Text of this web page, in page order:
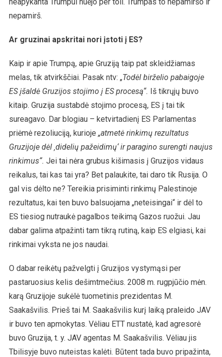
nepamirš.
Ar gruzinai apskritai nori įstoti į ES?
Kaip ir apie Trumpą, apie Gruziją taip pat skleidžiamas
melas, tik atvirkščiai. Pasak ntv: „Todėl birželio pabaigoje
ES įšaldė Gruzijos stojimo į ES procesą“. Iš tikrųjų buvo
kitaip. Gruzija sustabdė stojimo procesą, ES į tai tik
sureagavo. Dar blogiau – ketvirtadienį ES Parlamentas
priėmė rezoliuciją, kurioje „atmetė rinkimų rezultatus
Gruzijoje dėl ‚didelių pažeidimų‘ ir paragino surengti naujus
rinkimus“. Jei tai nėra grubus kišimasis į Gruzijos vidaus
reikalus, tai kas tai yra? Bet palaukite, tai daro tik Rusija. O
gal vis dėlto ne? Tereikia prisiminti rinkimų Palestinoje
rezultatus, kai ten buvo balsuojama „neteisingai“ ir dėl to
ES tiesiog nutraukė pagalbos teikimą Gazos ruožui. Jau
dabar galima atpažinti tam tikrą rutiną, kaip ES elgiasi, kai
rinkimai vyksta ne jos naudai.
O dabar reikėtų pažvelgti į Gruzijos vystymąsi per
pastaruosius kelis dešimtmečius. 2008 m. rugpjūčio mėn.
karą Gruzijoje sukėlė tuometinis prezidentas M.
Saakašvilis. Prieš tai M. Saakašvilis kurį laiką praleido JAV
ir buvo ten apmokytas. Vėliau ETT nustatė, kad agresorė
buvo Gruzija, t. y. JAV agentas M. Saakašvilis. Vėliau jis
Tbilisyje buvo nuteistas kalėti. Būtent tada buvo pripažinta,